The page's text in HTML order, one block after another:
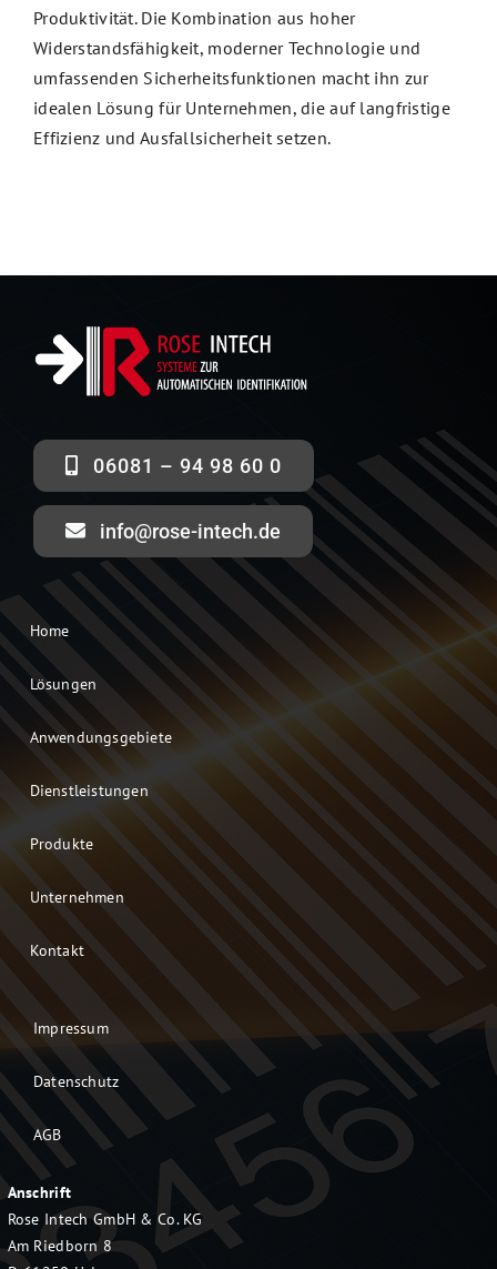
Produktivität. Die Kombination aus hoher
Widerstandsfähigkeit, moderner Technologie und
umfassenden Sicherheitsfunktionen macht ihn zur
idealen Lösung für Unternehmen, die auf langfristige
Effizienz und Ausfallsicherheit setzen.
06081 – 94 98 60 0
info@rose-intech.de
Home
Lösungen
Anwendungsgebiete
Dienstleistungen
Produkte
Unternehmen
Kontakt
Impressum
Datenschutz
AGB
Anschrift
Rose Intech GmbH & Co. KG
Am Riedborn 8